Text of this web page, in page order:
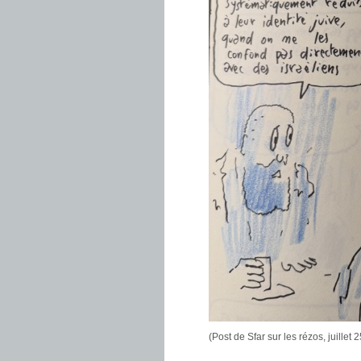
(Post de Sfar sur les rézos, juillet